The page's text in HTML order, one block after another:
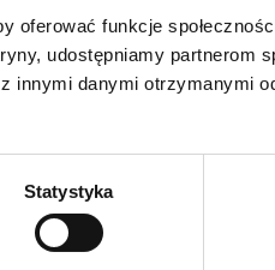
oferować funkcje
udostępniamy partnerom
innymi danymi otrzymanymi
Statystyka
z sukcesem zakończyła
systemu
kolejnym krokiem w